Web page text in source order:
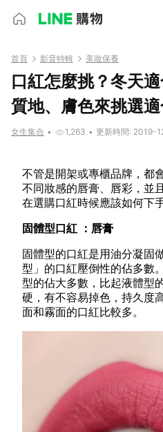
首頁 影音特輯 美妝保養
口紅怎麼挑？冬天
質地、膚色來挑選
女生集合 • 1,263 • 更新時間: 2019-
不管是開架或專櫃品牌，都
不同妝感的唇膏、唇彩，並
在選購口紅時候應該如何下
固體型口紅 ：唇膏
固體型的口紅是用油分凝固
型」的口紅壓倒性的佔多數
型的佔大多數，比起液體型
硬，有不容易掉色，持久度
面和霧面的口紅比較多。